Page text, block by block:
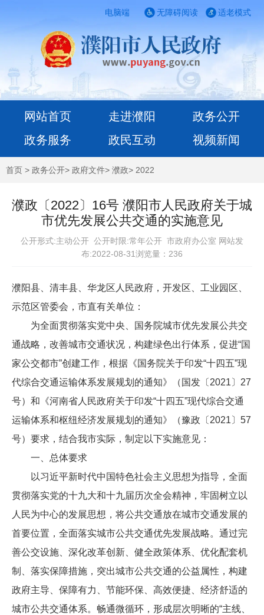
电脑端 适老模式
无障碍阅读
网站首页 走进濮阳
政务公开
政务服务
政民互动 视频新闻
首页 > 政务公开> 政府文件> 濮政> 2022
濮政〔2022〕16号 濮阳市人民政府关于城
市优先发展公共交通的实施意见
公开形式:主动公开 公开时限:常年公开 市政府办公室 网站发
布:2022-08-31浏览量： 236
濮阳县、清丰县、华龙区人民政府，开发区、工业园区、
示范区管委会，市直有关单位：
为全面贯彻落实党中央、国务院城市优先发展公共交
通战略，改善城市交通状况，构建绿色出行体系，促进“国
家公交都市”创建工作，根据《国务院关于印发“十四五”现
代综合交通运输体系发展规划的通知》（国发〔2021〕27
号）和《河南省人民政府关于印发“十四五”现代综合交通
运输体系和枢纽经济发展规划的通知》（豫政〔2021〕57
号）要求，结合我市实际，制定以下实施意见：
一、总体要求
以习近平新时代中国特色社会主义思想为指导，全面
贯彻落实党的十九大和十九届历次全会精神，牢固树立以
人民为中心的发展思想，将公共交通放在城市交通发展的
首要位置，全面落实城市公共交通优先发展战略。通过完
善公交设施、深化改革创新、健全政策体系、优化配套机
制、落实保障措施，突出城市公共交通的公益属性，构建
政府主导、保障有力、节能环保、高效便捷、经济舒适的
城市公共交通体系。畅通微循环，形成层次明晰的“主线、